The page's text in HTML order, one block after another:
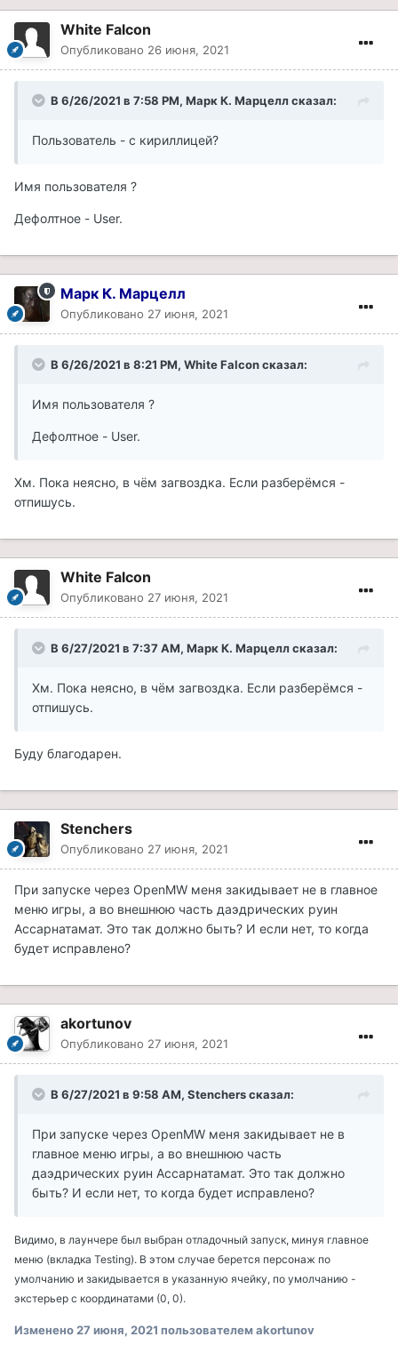
White Falcon
Опубликовано 26 июня, 2021
В 6/26/2021 в 7:58 PM, Марк К. Марцелл сказал:
Пользователь - с кириллицей?
Имя пользователя ?
Дефолтное - User.
Марк К. Марцелл
Опубликовано 27 июня, 2021
В 6/26/2021 в 8:21 PM, White Falcon сказал:
Имя пользователя ?
Дефолтное - User.
Хм. Пока неясно, в чём загвоздка. Если разберёмся -
отпишусь.
White Falcon
Опубликовано 27 июня, 2021
В 6/27/2021 в 7:37 AM, Марк К. Марцелл сказал:
Хм. Пока неясно, в чём загвоздка. Если разберёмся -
отпишусь.
Буду благодарен.
Stenchers
Опубликовано 27 июня, 2021
При запуске через OpenMW меня закидывает не в главное
меню игры, а во внешнюю часть даэдрических руин
Ассарнатамат. Это так должно быть? И если нет, то когда
будет исправлено?
akortunov
Опубликовано 27 июня, 2021
В 6/27/2021 в 9:58 AM, Stenchers сказал:
При запуске через OpenMW меня закидывает не в
главное меню игры, а во внешнюю часть
даэдрических руин Ассарнатамат. Это так должно
быть? И если нет, то когда будет исправлено?
Видимо, в лаунчере был выбран отладочный запуск, минуя главное
меню (вкладка Testing). В этом случае берется персонаж по
умолчанию и закидывается в указанную ячейку, по умолчанию -
экстерьер с координатами (0, 0).
Изменено27 июня, 2021 пользователем akortunov